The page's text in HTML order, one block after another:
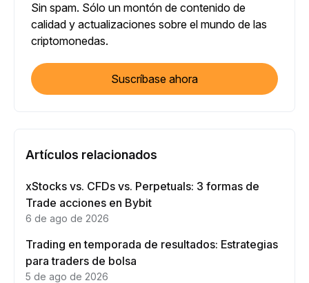
Sin spam. Sólo un montón de contenido de
calidad y actualizaciones sobre el mundo de las
criptomonedas.
Suscríbase ahora
Artículos relacionados
xStocks vs. CFDs vs. Perpetuals: 3 formas de
Trade acciones en Bybit
6 de ago de 2026
Trading en temporada de resultados: Estrategias
para traders de bolsa
5 de ago de 2026